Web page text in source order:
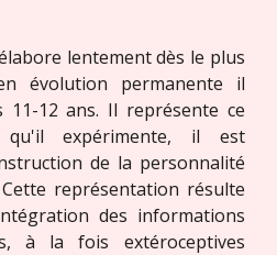
lentement dès le plus
évolution permanente il
11-12 ans. Il représente ce
expérimente, il est
de la personnalité
représentation résulte
des informations
à la fois extéroceptives